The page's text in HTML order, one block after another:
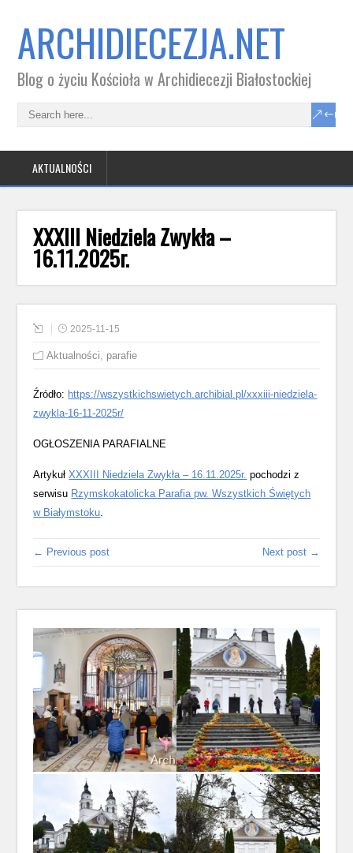
ARCHIDIECEZJA.NET
Blog o życiu Kościoła w Archidiecezji Białostockiej
AKTUALNOŚCI
XXXIII Niedziela Zwykła –
16.11.2025r.
2025-11-15
Aktualności, parafie
Źródło: https://wszystkichswietych.archibial.pl/xxxiii-niedziela-
zwykla-16-11-2025r/
OGŁOSZENIA PARAFIALNE
ArtykułXXXIII Niedziela Zwykła – 16.11.2025r. pochodzi z
serwisu Rzymskokatolicka Parafia pw. Wszystkich Świętych
w Białymstoku.
← Previous post Next post →